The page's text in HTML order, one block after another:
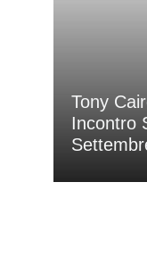
Tony
Incontro